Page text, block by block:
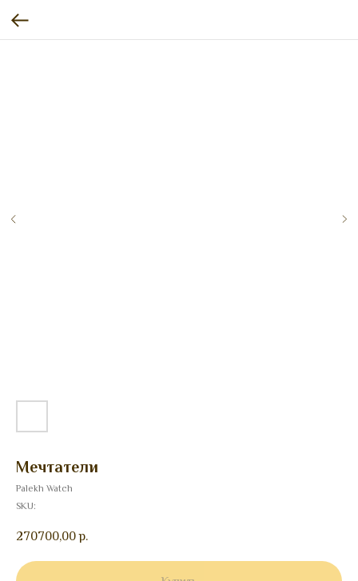
Мечтатели
Palekh Watch
SKU:
270700,00 р.